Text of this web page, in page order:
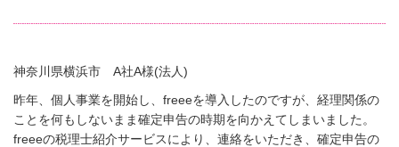
神奈川県横浜市 A社A様(法人)
昨年、個人事業を開始し、freeeを導入したのですが、経理関係の
ことを何もしないまま確定申告の時期を向かえてしまいました。
freeeの税理士紹介サービスにより、連絡をいただき、確定申告の